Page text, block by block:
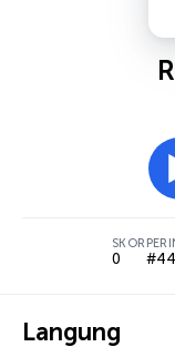
SKOR
0
Langung